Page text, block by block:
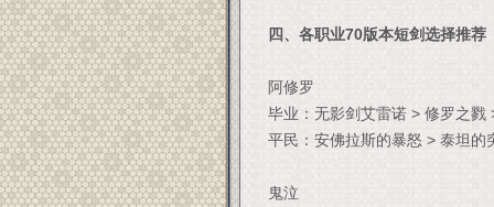
四、各职业70版本短剑选择推荐
阿修罗
毕业：无影剑艾雷诺 > 修罗之戮
平民：安佛拉斯的暴怒 > 泰坦的
鬼泣